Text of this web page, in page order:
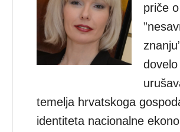
priče o
temelja hrvatskoga
identiteta nacionalne